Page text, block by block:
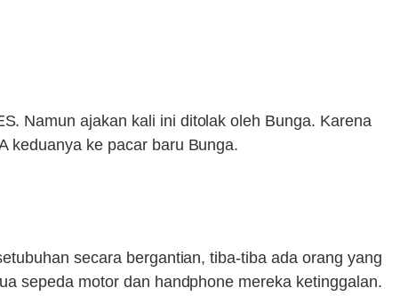
Namun ajakan kali ini ditolak oleh Bunga. Karena
keduanya ke pacar baru Bunga.
secara bergantian, tiba-tiba ada orang yang
sepeda motor dan handphone mereka ketinggalan.